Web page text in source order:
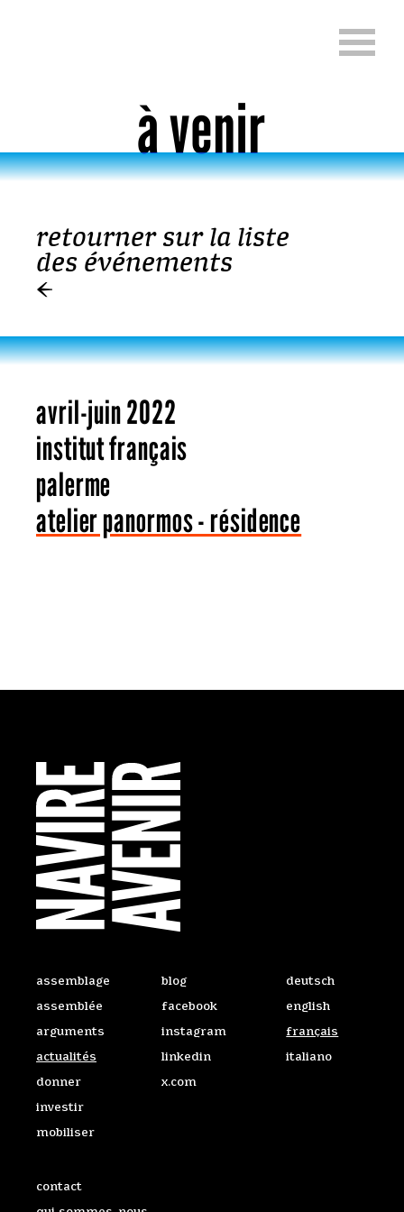
à venir
Aller directement au contenu
retourner sur la liste
des événements
←
avril-juin 2022
institut français
palerme
atelier panormos - résidence
Retourner à l’Accueil
assemblage
assemblée
arguments
actualités
donner
investir
mobiliser
Liens utiles
contact
Ailleurs sur le Web
blog
facebook
instagram
linkedin
x.com
Accéder au site
deutsch
english
français
italiano